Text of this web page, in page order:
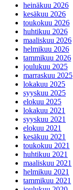
heinäkuu 2026
kesäkuu 2026
toukokuu 2026
huhtikuu 2026
maaliskuu 2026
helmikuu 2026
tammikuu 2026
joulukuu 2025
marraskuu 2025
lokakuu 2025
syyskuu 2025
elokuu 2025
lokakuu 2021
syyskuu 2021
elokuu 2021
kesäkuu 2021
toukokuu 2021
huhtikuu 2021
maaliskuu 2021
helmikuu 2021
tammikuu 2021